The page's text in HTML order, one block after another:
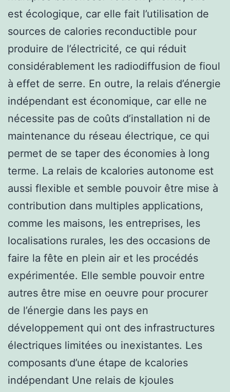
est écologique, car elle fait l’utilisation de
sources de calories reconductible pour
produire de l’électricité, ce qui réduit
considérablement les radiodiffusion de fioul
à effet de serre. En outre, la relais d’énergie
indépendant est économique, car elle ne
nécessite pas de coûts d’installation ni de
maintenance du réseau électrique, ce qui
permet de se taper des économies à long
terme. La relais de kcalories autonome est
aussi flexible et semble pouvoir être mise à
contribution dans multiples applications,
comme les maisons, les entreprises, les
localisations rurales, les des occasions de
faire la fête en plein air et les procédés
expérimentée. Elle semble pouvoir entre
autres être mise en oeuvre pour procurer
de l’énergie dans les pays en
développement qui ont des infrastructures
électriques limitées ou inexistantes. Les
composants d’une étape de kcalories
indépendant Une relais de kjoules